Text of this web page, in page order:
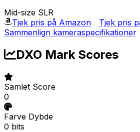
Mid-size SLR
Tjek pris på Amazon
Tjek pris
Sammenlign kameraspecifikationer
DXO Mark Scores
Samlet Score
0
Farve Dybde
0 bits